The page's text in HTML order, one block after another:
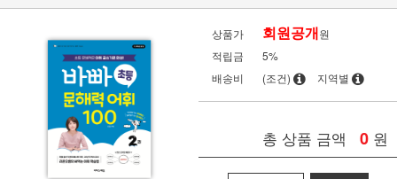
상품가 회원공개원
적립금
5%
배송비
(조건) 지역별
총 상품 금액 0 원